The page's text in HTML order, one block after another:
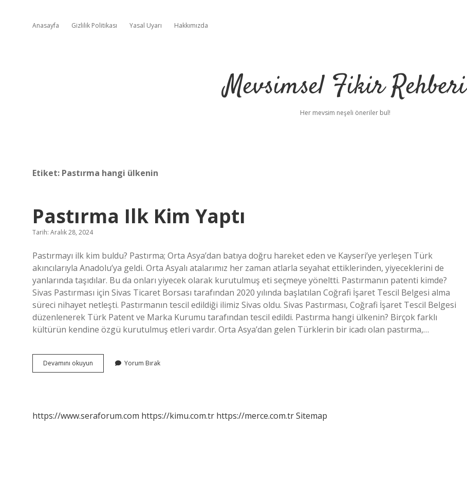
Anasayfa Gizlilik Politikası Yasal Uyarı Hakkımızda
Mevsimsel Fikir Rehberi
Her mevsim neşeli öneriler bul!
Etiket: Pastırma hangi ülkenin
Pastırma Ilk Kim Yaptı
Tarih: Aralık 28, 2024
Pastırmayı ilk kim buldu? Pastırma; Orta Asya’dan batıya doğru hareket eden ve Kayseri’ye yerleşen Türk
akıncılarıyla Anadolu’ya geldi. Orta Asyalı atalarımız her zaman atlarla seyahat ettiklerinden, yiyeceklerini de
yanlarında taşıdılar. Bu da onları yiyecek olarak kurutulmuş eti seçmeye yöneltti. Pastırmanın patenti kimde?
Sivas Pastırması için Sivas Ticaret Borsası tarafından 2020 yılında başlatılan Coğrafi İşaret Tescil Belgesi alma
süreci nihayet netleşti. Pastırmanın tescil edildiği ilimiz Sivas oldu. Sivas Pastırması, Coğrafi İşaret Tescil Belgesi
düzenlenerek Türk Patent ve Marka Kurumu tarafından tescil edildi. Pastırma hangi ülkenin? Birçok farklı
kültürün kendine özgü kurutulmuş etleri vardır. Orta Asya’dan gelen Türklerin bir icadı olan pastırma,…
Devamını okuyun Pastırma
Ilk
Yorum Bırak
https://www.seraforum.com https://kimu.com.tr https://merce.com.trSitemap